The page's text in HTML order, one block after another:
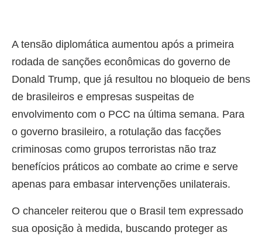
A tensão diplomática aumentou após a primeira
rodada de sanções econômicas do governo de
Donald Trump, que já resultou no bloqueio de bens
de brasileiros e empresas suspeitas de
envolvimento com o PCC na última semana. Para
o governo brasileiro, a rotulação das facções
criminosas como grupos terroristas não traz
benefícios práticos ao combate ao crime e serve
apenas para embasar intervenções unilaterais.
O chanceler reiterou que o Brasil tem expressado
sua oposição à medida, buscando proteger as